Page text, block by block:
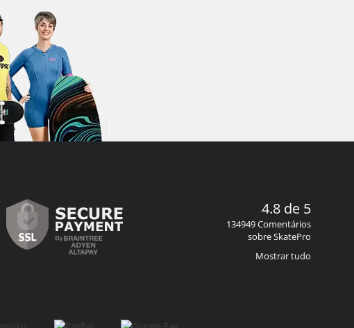
4.8 de 5
134949 Comentários
sobre SkatePro
Mostrar tudo